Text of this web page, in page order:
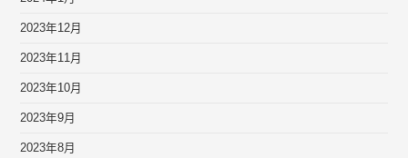
2023年12月
2023年11月
2023年10月
2023年9月
2023年8月